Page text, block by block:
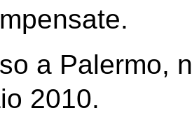
a Palermo,
2010.